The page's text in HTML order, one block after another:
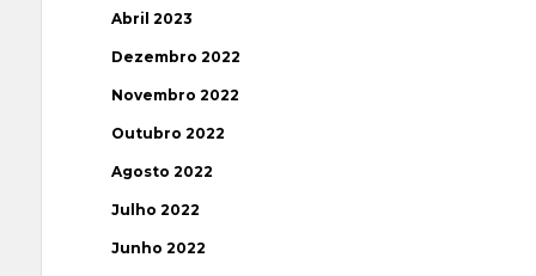
Abril 2023
Dezembro 2022
Novembro 2022
Outubro 2022
Agosto 2022
Julho 2022
Junho 2022